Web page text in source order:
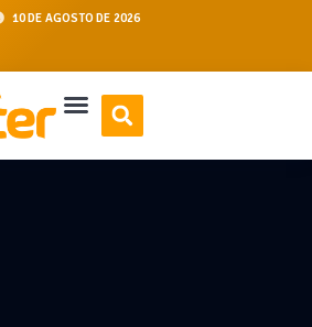
10 DE AGOSTO DE 2026